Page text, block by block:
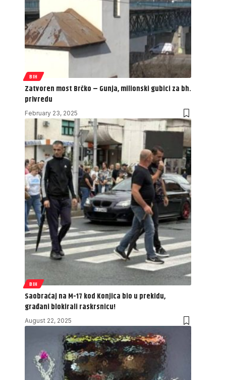
BIH
Zatvoren most Brčko – Gunja, milionski gubici za bh.
privredu
February 23, 2025
BIH
Saobraćaj na M-17 kod Konjica bio u prekidu,
građani blokirali raskrsnicu!
August 22, 2025